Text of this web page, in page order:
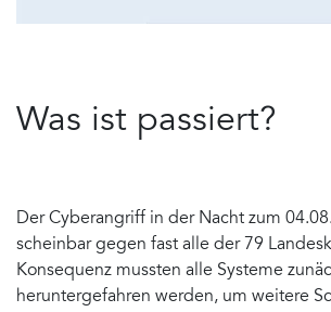
Was ist passiert?
Der Cyberangriff in der Nacht zum
scheinbar gegen fast alle der 79
Konsequenz mussten alle Systeme
heruntergefahren werden, um weitere